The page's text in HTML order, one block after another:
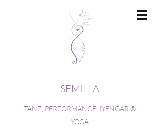
SEMILLA
TANZ, PERFORMANCE, IYENGAR ®
YOGA